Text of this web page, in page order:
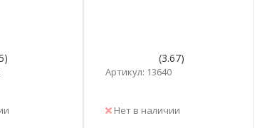
(3.67)
Артикул: 13640
Нет в наличии